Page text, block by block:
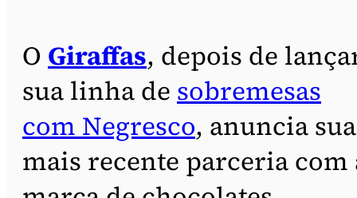
O Giraffas, depois de
sua linha de sobremesas
com Negresco, anuncia sua
mais recente parceria com